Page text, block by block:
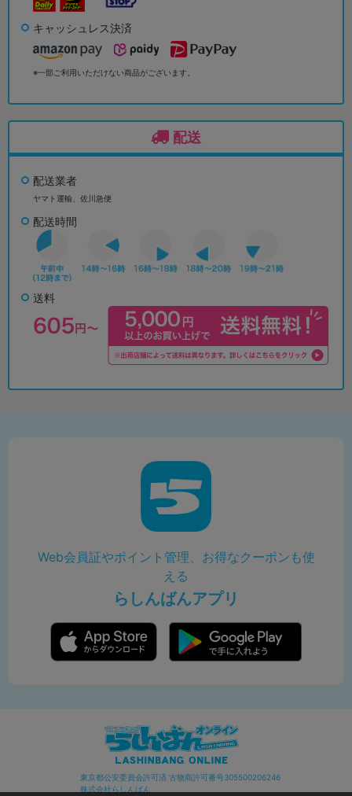
キャッシュレス決済
※一部ご利用いただけない商品がございます。
配送
配送業者
ヤマト運輸、佐川急便
配送時間
送料
Web会員証やポイント管理、お得なクーポンも使
える
らしんばんアプリ
東京都公安委員会許可済 古物商許可番号305500206246
株式会社らしんばん